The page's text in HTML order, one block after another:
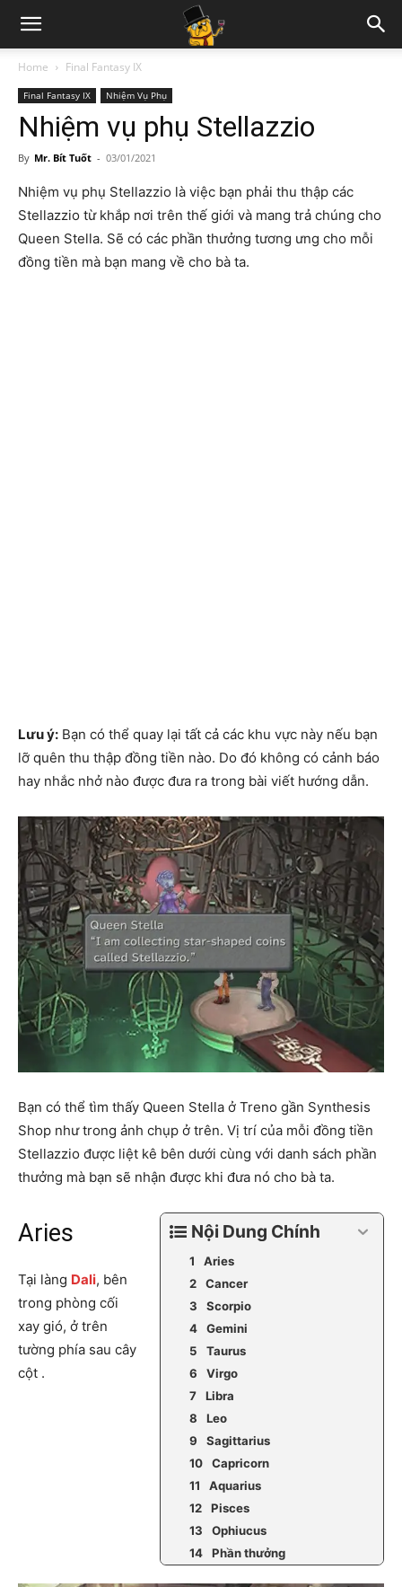
Home Final Fantasy IX
Final Fantasy IX Nhiệm Vụ Phụ
Nhiệm vụ phụ Stellazzio
By Mr. Bít Tuốt - 03/01/2021
Nhiệm vụ phụ Stellazzio là việc bạn phải thu thập các
Stellazzio từ khắp nơi trên thế giới và mang trả chúng cho
Queen Stella. Sẽ có các phần thưởng tương ưng cho mỗi
đồng tiền mà bạn mang về cho bà ta.
Lưu ý: Bạn có thể quay lại tất cả các khu vực này nếu bạn
lỡ quên thu thập đồng tiền nào. Do đó không có cảnh báo
hay nhắc nhở nào được đưa ra trong bài viết hướng dẫn.
Bạn có thể tìm thấy Queen Stella ở Treno gần Synthesis
Shop như trong ảnh chụp ở trên. Vị trí của mỗi đồng tiền
Stellazzio được liệt kê bên dưới cùng với danh sách phần
thưởng mà bạn sẽ nhận được khi đưa nó cho bà ta.
Nội Dung Chính
Aries
Cancer
Scorpio
Gemini
Taurus
Virgo
Libra
Leo
Sagittarius
Capricorn
Aquarius
Pisces
Ophiucus
Phần thưởng
Aries
Tại làng Dali, bên
trong phòng cối
xay gió, ở trên
tường phía sau cây
cột .